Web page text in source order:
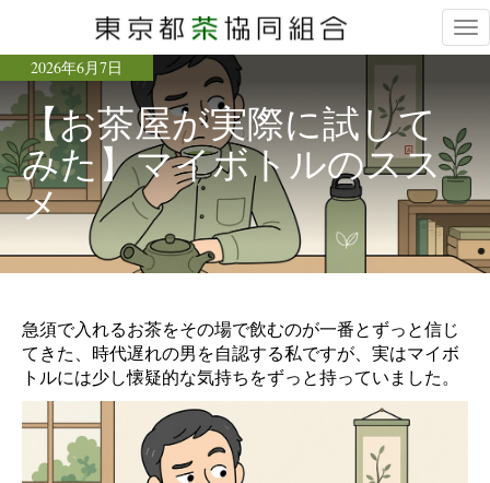
2026年6月7日
【お茶屋が実際に試して
みた】マイボトルのスス
メ
急須で入れるお茶をその場で飲むのが一番とずっと信じ
てきた、時代遅れの男を自認する私ですが、実はマイボ
トルには少し懐疑的な気持ちをずっと持っていました。